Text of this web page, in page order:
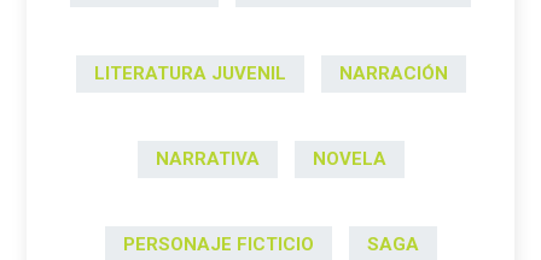
LITERATURA JUVENIL NARRACIÓN
NARRATIVA NOVELA
PERSONAJE FICTICIO SAGA